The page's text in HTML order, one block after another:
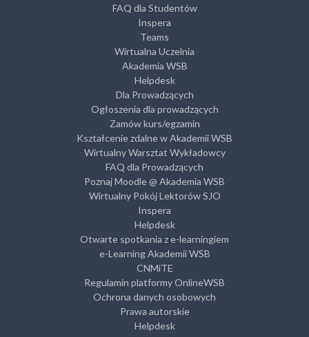
FAQ dla Studentów
Inspera
Teams
Wirtualna Uczelnia
Akademia WSB
Helpdesk
Dla Prowadzących
Ogłoszenia dla prowadzących
Zamów kurs/egzamin
Kształcenie zdalne w Akademii WSB
Wirtualny Warsztat Wykładowcy
FAQ dla Prowadzących
Poznaj Moodle @ Akademia WSB
Wirtualny Pokój Lektorów SJO
Inspera
Helpdesk
Otwarte spotkania z e-learningiem
e-Learning Akademii WSB
CNMiTE
Regulamin platformy OnlineWSB
Ochrona danych osobowych
Prawa autorskie
Helpdesk